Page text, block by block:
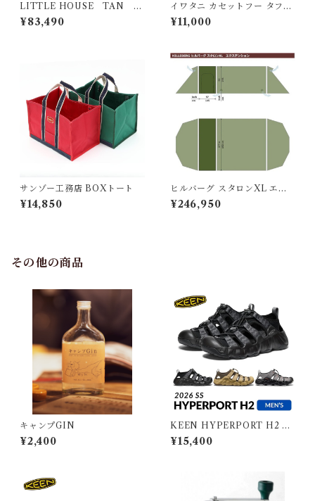
LITTLE HOUSE TAN グ
ランドシートセット
¥83,490
イワタニ カセットフー タフま
るXG Jr.
¥11,000
サンゾー工務店 BOXトート
¥14,850
ヒルバーグ スタロンXL エク
ステンション タクティカ
ル ポールセット
¥246,950
その他の商品
キャンプGIN
¥2,400
KEEN HYPERPORT H2 M
EN キーン ハイパーポート エ
イチツー メンズ
¥15,400